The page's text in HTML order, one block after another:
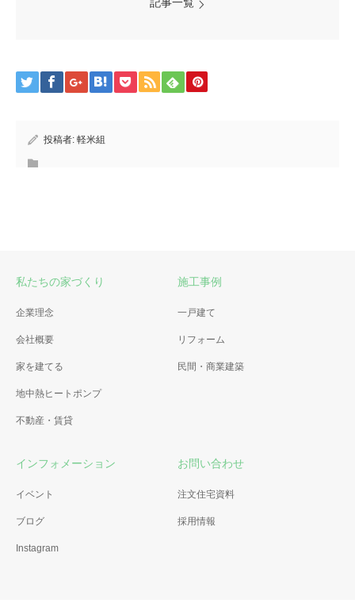
投稿者: 軽米組
私たちの家づくり
企業理念
会社概要
家を建てる
地中熱ヒートポンプ
不動産・賃貸
施工事例
一戸建て
リフォーム
民間・商業建築
インフォメーション
イベント
ブログ
Instagram
お問い合わせ
注文住宅資料
採用情報